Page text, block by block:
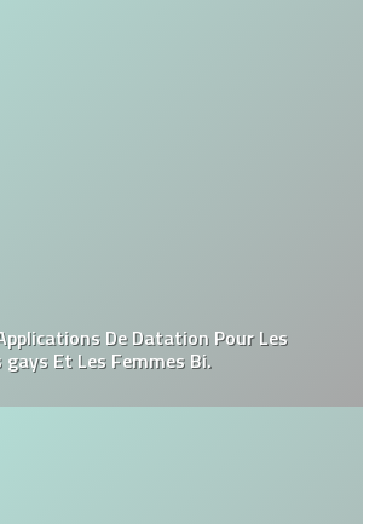
De Datation Pour Les
gays Et Les Femmes Bi.